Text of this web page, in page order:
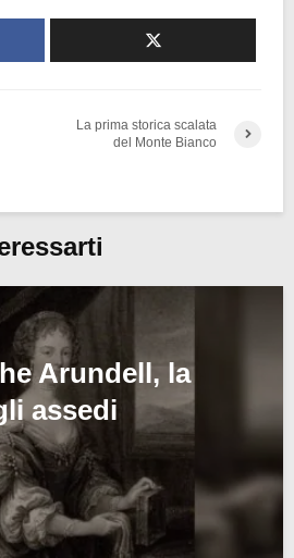
La prima storica scalata
del Monte Bianco
Arundell, la
assedi